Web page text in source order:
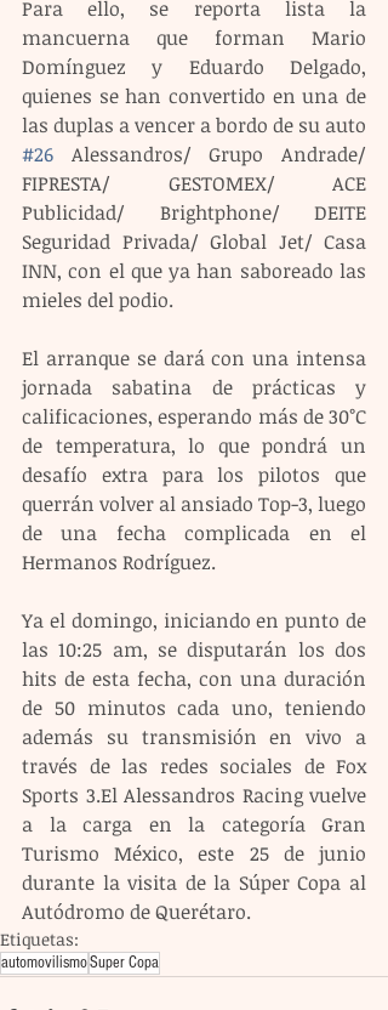
Para ello, se reporta lista la
mancuerna que forman Mario
Domínguez y Eduardo Delgado,
quienes se han convertido en una de
#26 Alessandros/ Grupo Andrade/
FIPRESTA/ GESTOMEX/ ACE
Publicidad/ Brightphone/ DEITE
Seguridad Privada/ Global Jet/ Casa
INN, con el que ya han saboreado las
mieles del podio.
El arranque se dará con una intensa
jornada sabatina de prácticas y
calificaciones, esperando más de 30°C
de temperatura, lo que pondrá un
desafío extra para los pilotos que
querrán volver al ansiado Top-3, luego
de una fecha complicada en el
Hermanos Rodríguez.
Ya el domingo, iniciando en punto de
las 10:25 am, se disputarán los dos
hits de esta fecha, con una duración
de 50 minutos cada uno, teniendo
además su transmisión en vivo a
través de las redes sociales de Fox
Sports 3.El Alessandros Racing vuelve
a la carga en la categoría Gran
Turismo México, este 25 de junio
durante la visita de la Súper Copa al
Autódromo de Querétaro.
Etiquetas:
automovilismoSuper Copa